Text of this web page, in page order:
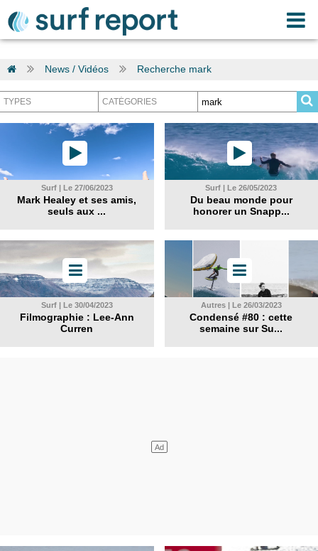
News / Vidéos Recherche mark
Surf | Le 27/06/2023
Mark Healey et ses amis,
seuls aux ...
Surf | Le 26/05/2023
Du beau monde pour
honorer un Snapp...
Surf | Le 30/04/2023
Filmographie : Lee-Ann
Curren
Autres | Le 26/03/2023
Condensé #80 : cette
semaine sur Su...